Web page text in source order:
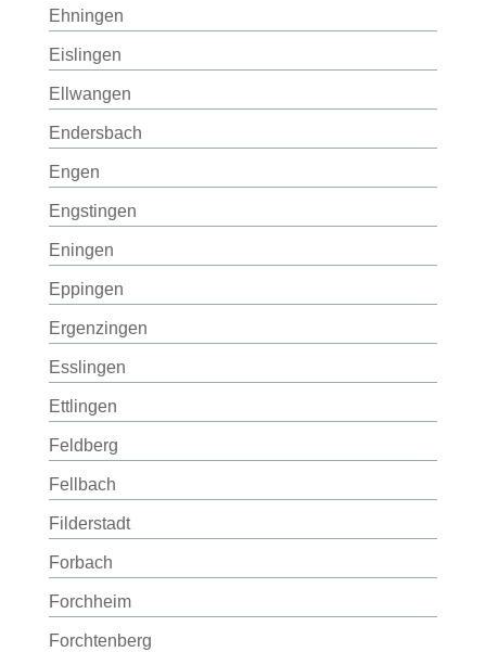
Ehningen
Eislingen
Ellwangen
Endersbach
Engen
Engstingen
Eningen
Eppingen
Ergenzingen
Esslingen
Ettlingen
Feldberg
Fellbach
Filderstadt
Forbach
Forchheim
Forchtenberg